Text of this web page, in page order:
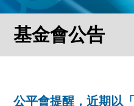
基金會公告
公平會提醒，近期以